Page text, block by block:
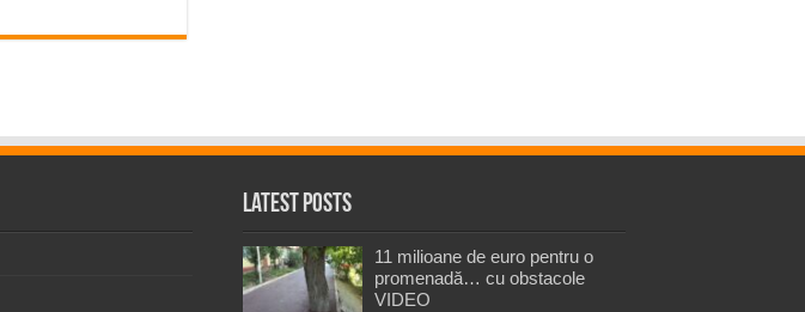
Latest Posts
11 milioane de euro pentru o
promenadă… cu obstacole
VIDEO